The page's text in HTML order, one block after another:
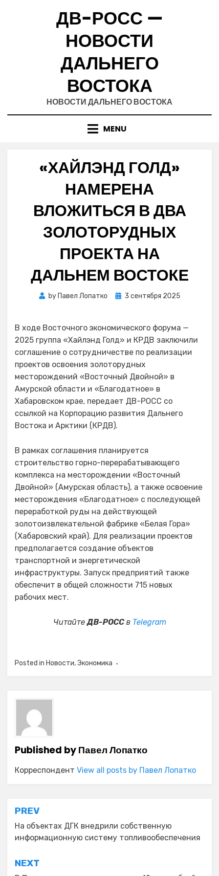
ДВ-РОСС —
НОВОСТИ
ДАЛЬНЕГО
ВОСТОКА
НОВОСТИ ДАЛЬНЕГО ВОСТОКА
MENU
«ХАЙЛЭНД ГОЛД»
НАМЕРЕНА
ВЛОЖИТЬСЯ В ДВА
ЗОЛОТОРУДНЫХ
ПРОЕКТА НА
ДАЛЬНЕМ ВОСТОКЕ
by Павел Лопатко
Posted
3 сентября 2025
В ходе Восточного экономического форума —
2025 группа «Хайлэнд Голд» и КРДВ заключили
соглашение о сотрудничестве по реализации
проектов освоения золоторудных
месторождений «Восточный Двойной» в
Амурской области и «Благодатное» в
Хабаровском крае, передает ДВ-РОСС со
ссылкой на Корпорацию развития Дальнего
Востока и Арктики (КРДВ).
В рамках соглашения планируется
строительство горно-перерабатывающего
комплекса на месторождении «Восточный
Двойной» (Амурская область), а также освоение
месторождения «Благодатное» с последующей
переработкой руды на действующей
золотоизвлекательной фабрике «Белая Гора»
(Хабаровский край). Для реализации проектов
предполагается создание объектов
транспортной и энергетической
инфраструктуры. Запуск предприятий также
обеспечит в общей сложности 715 новых
рабочих мест.
ЧитайтеДВ-РОССв Telegram
Posted in Новости,Экономика
Published byПавел Лопатко
Корреспондент View all posts by Павел Лопатко
Навигация
по
записям
PREV
На объектах ДГК внедрили собственную
информационную систему топливообеспечения
NEXT